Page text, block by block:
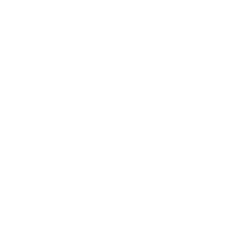
させていただ
了承ください。
をご了承くださ
ようお願いしま
にご登録され
です。
ず変更すること
1000ppm以下、
下、フタル酸ジブチ
) : 1000ppm、
、
ない年数を意
貨物等」とい
可)を取得する
要な手段を講じ
これらの製造装
通知します。
、取り引きをい
ムロン制御